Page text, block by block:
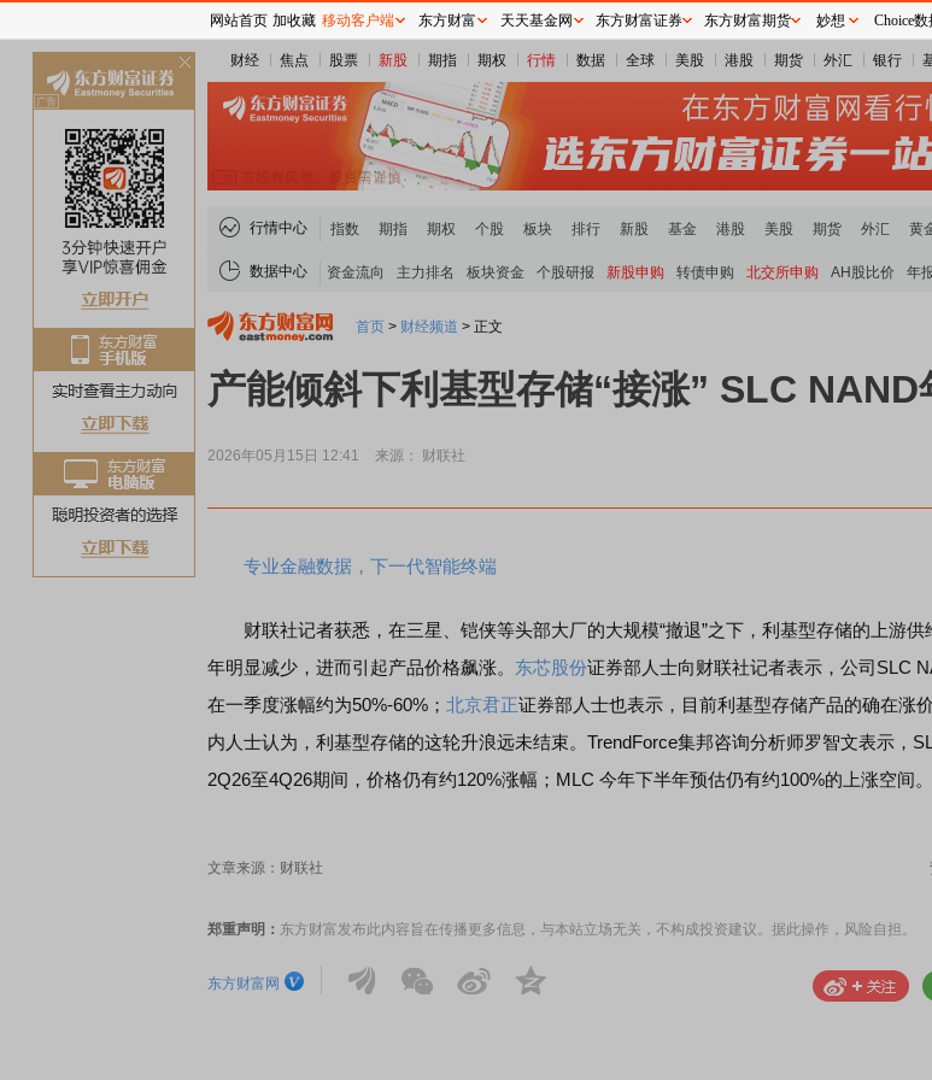
财经 焦点 股票 新股 期指 期权 行情 数据 全球 美股 港股 期货 外汇 银行
行情中心 指数 期指 期权 个股 板块 排行 新股 基金 港股 美股 期货 外汇 黄
数据中心 资金流向 主力排名 板块资金 个股研报 新股申购 转债申购 北交所申购 AH股比价 年
首页 > 财经频道 > 正文
产能倾斜下利基型存储“接涨” SLC
2026年05月15日 12:41 来源： 财联社
专业金融数据，下一代智能终端
财联社记者获悉，在三星、铠侠等头部大厂的大规模“撤退”之下，利基型存储的上游供
年明显减少，进而引起产品价格飙涨。 东芯股份证券部人士向财联社记者表示，公司SLC
在一季度涨幅约为50%-60%； 北京君正证券部人士也表示，目前利基型存储产品的确在涨
内人士认为，利基型存储的这轮升浪远未结束。TrendForce集邦咨询分析师罗智文表示，
2Q26至4Q26期间，价格仍有约120%涨幅；MLC 今年下半年预估仍有约100%的上涨空间。
文章来源：财联社
郑重声明： 东方财富发布此内容旨在传播更多信息，与本站立场无关，不构成投资建议。据此操作，风险自担。
东方财富网
网站首页 加收藏 移动客户端 东方财富 天天基金网 东方财富证券 东方财富期货 妙想 Choice数
关